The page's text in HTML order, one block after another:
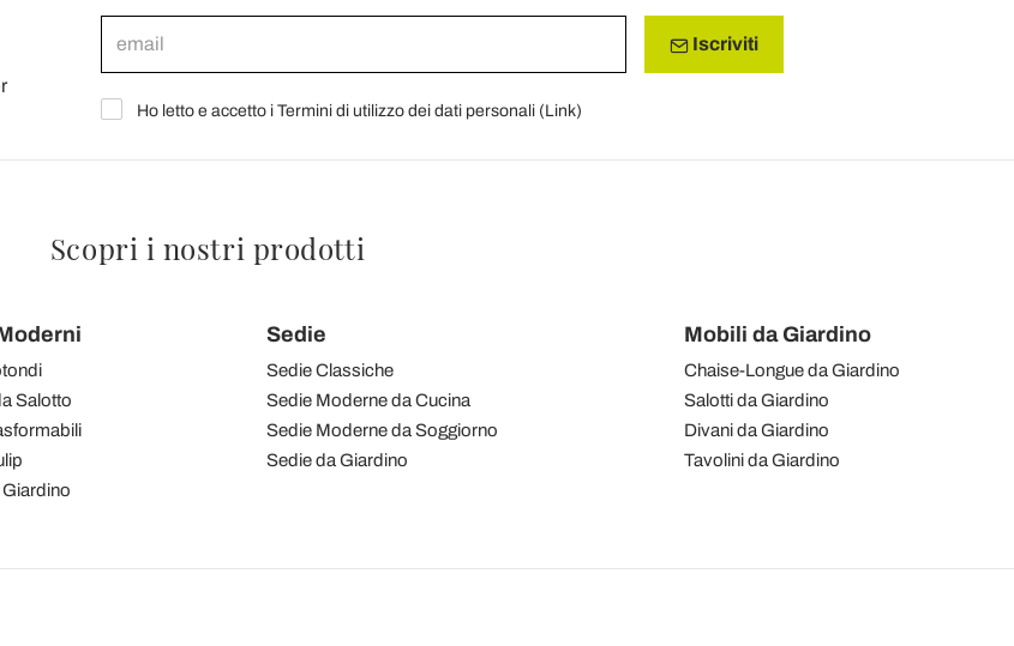
Iscriviti
Ho letto e accetto i Termini di utilizzo dei dati personali (Link)
Scopri i nostri prodotti
Salotto
Sedie
Sedie Classiche
Sedie Moderne da Cucina
Sedie Moderne da Soggiorno
Sedie da Giardino
Mobili da Giardino
Chaise-Longue da Giardino
Salotti da Giardino
Divani da Giardino
Tavolini da Giardino